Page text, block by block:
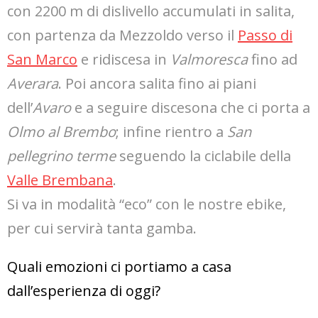
con 2200 m di dislivello accumulati in salita,
con partenza da Mezzoldo verso il Passo di
San Marco e ridiscesa in Valmorescafino ad
Averara. Poi ancora salita fino ai piani
dell’Avaroe a seguire discesona che ci porta a
Olmo al Brembo; infine rientro a San
pellegrino termeseguendo la ciclabile della
Valle Brembana.
Si va in modalità “eco” con le nostre ebike,
per cui servirà tanta gamba.
Quali emozioni ci portiamo a casa
dall’esperienza di oggi?